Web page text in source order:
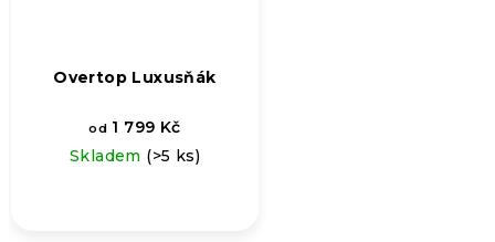
Overtop Luxusňák
od 1 799 Kč
Skladem (>5 ks)